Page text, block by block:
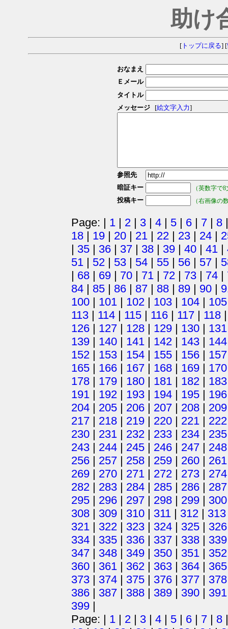
助け
[トップに戻る] [
おなまえ
Ｅメール
タイトル
メッセージ
[絵文字入力]
参照先
暗証キー
（英数字で
投稿キー （右画像の
Page: | 1 | 2 | 3 | 4 | 5 | 6 | 7 | 8
18 | 19 | 20 | 21 | 22 | 23 | 24 |
| 35 | 36 | 37 | 38 | 39 | 40 | 41 |
51 | 52 | 53 | 54 | 55 | 56 | 57 |
| 68 | 69 | 70 | 71 | 72 | 73 | 74 |
84 | 85 | 86 | 87 | 88 | 89 | 90 |
100 | 101 | 102 | 103 | 104 | 105
113 | 114 | 115 | 116 | 117 | 118
126 | 127 | 128 | 129 | 130 | 131
139 | 140 | 141 | 142 | 143 | 144
152 | 153 | 154 | 155 | 156 | 157
165 | 166 | 167 | 168 | 169 | 170
178 | 179 | 180 | 181 | 182 | 183
191 | 192 | 193 | 194 | 195 | 196
204 | 205 | 206 | 207 | 208 | 209
217 | 218 | 219 | 220 | 221 | 222
230 | 231 | 232 | 233 | 234 | 235
243 | 244 | 245 | 246 | 247 | 248
256 | 257 | 258 | 259 | 260 | 261
269 | 270 | 271 | 272 | 273 | 274
282 | 283 | 284 | 285 | 286 | 287
295 | 296 | 297 | 298 | 299 | 300
308 | 309 | 310 | 311 | 312 | 313
321 | 322 | 323 | 324 | 325 | 326
334 | 335 | 336 | 337 | 338 | 339
347 | 348 | 349 | 350 | 351 | 352
360 | 361 | 362 | 363 | 364 | 365
373 | 374 | 375 | 376 | 377 | 378
386 | 387 | 388 | 389 | 390 | 391
399 |
Page: | 1 | 2 | 3 | 4 | 5 | 6 | 7 | 8